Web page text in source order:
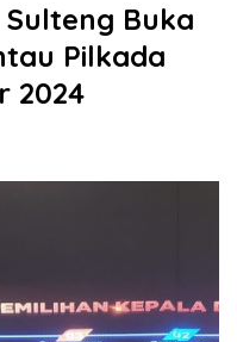
Sulteng Buka
Pilkada
2024